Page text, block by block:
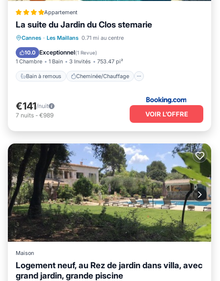
Appartement
La suite du Jardin du Clos stemarie
Cannes · Les Maillans 0.71 mi au centre
10.0 Exceptionnel(1 Revue)
1 Chambre 1 Bain 3 Invités 753.47 pi²
Bain à remous Cheminée/Chauffage
Bain à remous
Cheminée/Chauffage
Piscine
Balcon/Terrasse
€141/nuit
7 nuits - €989 VOIR L’OFFRE
Maison
Logement neuf, au Rez de jardin dans villa, avec
grand jardin, grande piscine